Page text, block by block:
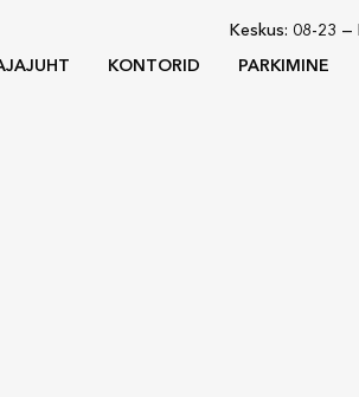
Keskus: 08-23 —
KONTORID PARKIMINE